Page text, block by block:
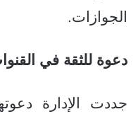
الجوازات.
دعوة للثقة في
جددت الإدارة